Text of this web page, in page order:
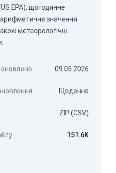
EPA), щогодинне
значення
метеорологічні
09.05.2026
Щоденно
ZIP (CSV)
151.6K